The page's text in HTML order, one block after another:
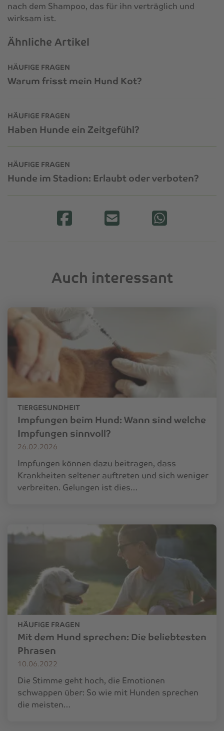
Ähnliche Artikel
HÄUFIGE FRAGEN
Warum frisst mein Hund Kot?
HÄUFIGE FRAGEN
Haben Hunde ein Zeitgefühl?
HÄUFIGE FRAGEN
Hunde im Stadion: Erlaubt oder verboten?
nach dem Shampoo, das für ihn verträglich und
wirksam ist.
Auch interessant
TIERGESUNDHEIT
Impfungen beim Hund: Wann sind welche
Impfungen sinnvoll?
26.02.2026
Impfungen können dazu beitragen, dass
Krankheiten seltener auftreten und sich weniger
verbreiten. Gelungen ist dies…
HÄUFIGE FRAGEN
Mit dem Hund sprechen: Die beliebtesten
Phrasen
10.06.2022
Die Stimme geht hoch, die Emotionen
schwappen über: So wie mit Hunden sprechen
die meisten…